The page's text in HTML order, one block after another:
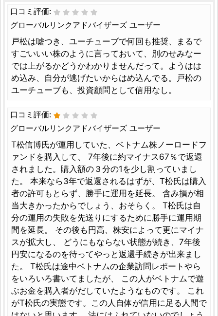
口コミ評価:
グローバルリンクアドバイザーズ ユーザー
戸松は嘘つき、ユーチューブで何回も推奨、まるで
すごいいい株のように言っておいて、別のせみなー
では上がるかどうかわかりませんだって。ようはは
め込み、自分が逃げたいからはめ込んでる。戸松の
ユーチューブも、投資顧問として信用なし。
口コミ評価:
グローバルリンクアドバイザーズ ユーザー
T松信博氏が運用していた、ベトナム株ノーロードフ
ァンドを購入して、 7年後に約マイナス67％で返還
されました。購入額の３分の1を少し割っていまし
た。 本来なら3年で返還されるはずが、T松氏は購入
者の許可もとらず、勝手に運用を延長。 含み損が相
当大きかったからでしょう、おそらく。 T松氏は自
分の運用の失敗を先送りにするために勝手に運用期
間を延長。 その後も円高、株安によって更にマイナ
スが拡大し、 どうにもならない状態が続き、7年後
円安になるのを待ってやっと返還手続きが出来まし
た。 T松氏は途中ベトナムの企業訪問レポートやら
をいろいろ書いてましたが、 この人がベトナムで遊
ぶお金を購入者がだしていたようなものです。 これ
がT松氏の実態です。この人自体が信用に足る人間で